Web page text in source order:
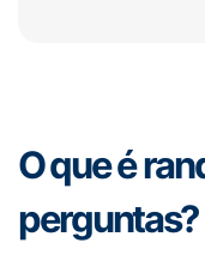
O que é
perguntas?